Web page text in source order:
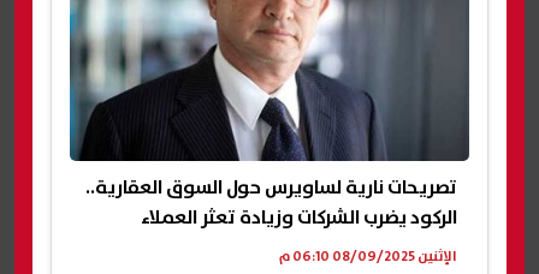
تصريحات نارية لساويرس حول السوق العقارية..
الركود يضرب الشركات وزيادة تعثر العملاء
الإثنين 08/09/2025 06:10 م